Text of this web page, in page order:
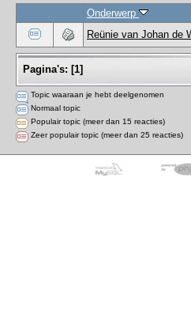
Onderwerp
Reünie van Johan de
Pagina's: [1]
Topic waaraan je hebt deelgenomen
Normaal topic
Populair topic (meer dan 15 reacties)
Zeer populair topic (meer dan 25 reacties)